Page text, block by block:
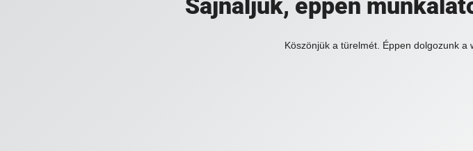
Sajnáljuk, éppen
Köszönjük a türelmét. Éppen dolgozunk a